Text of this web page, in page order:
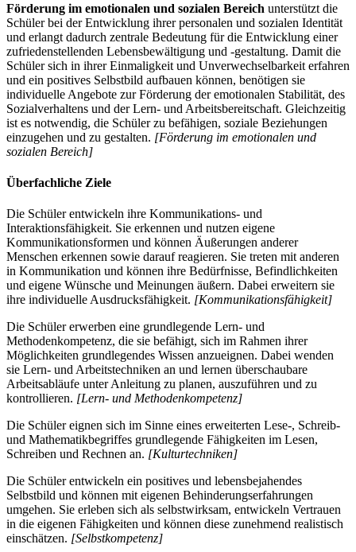
Förderung im emotionalen und sozialen Bereich unterstützt die
Schüler bei der Entwicklung ihrer personalen und sozialen Identität
und erlangt dadurch zentrale Bedeutung für die Entwicklung einer
zufriedenstellenden Lebensbewältigung und -gestaltung. Damit die
Schüler sich in ihrer Einmaligkeit und Unverwechselbarkeit erfahren
und ein positives Selbstbild aufbauen können, benötigen sie
individuelle Angebote zur Förderung der emotionalen Stabilität, des
Sozialverhaltens und der Lern- und Arbeitsbereitschaft. Gleichzeitig
ist es notwendig, die Schüler zu befähigen, soziale Beziehungen
einzugehen und zu gestalten. [Förderung im emotionalen und
sozialen Bereich]
Überfachliche Ziele
Die Schüler entwickeln ihre Kommunikations- und
Interaktionsfähigkeit. Sie erkennen und nutzen eigene
Kommunikationsformen und können Äußerungen anderer
Menschen erkennen sowie darauf reagieren. Sie treten mit anderen
in Kommunikation und können ihre Bedürfnisse, Befindlichkeiten
und eigene Wünsche und Meinungen äußern. Dabei erweitern sie
ihre individuelle Ausdrucksfähigkeit. [Kommunikationsfähigkeit]
Die Schüler erwerben eine grundlegende Lern- und
Methodenkompetenz, die sie befähigt, sich im Rahmen ihrer
Möglichkeiten grundlegendes Wissen anzueignen. Dabei wenden
sie Lern- und Arbeitstechniken an und lernen überschaubare
Arbeitsabläufe unter Anleitung zu planen, auszuführen und zu
kontrollieren. [Lern- und Methodenkompetenz]
Die Schüler eignen sich im Sinne eines erweiterten Lese-, Schreib-
und Mathematikbegriffes grundlegende Fähigkeiten im Lesen,
Schreiben und Rechnen an. [Kulturtechniken]
Die Schüler entwickeln ein positives und lebensbejahendes
Selbstbild und können mit eigenen Behinderungserfahrungen
umgehen. Sie erleben sich als selbstwirksam, entwickeln Vertrauen
in die eigenen Fähigkeiten und können diese zunehmend realistisch
einschätzen. [Selbstkompetenz]